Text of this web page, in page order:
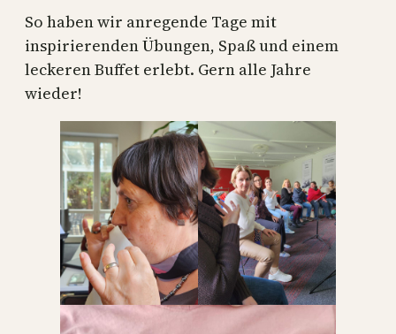
So haben wir anregende Tage mit
inspirierenden Übungen, Spaß und einem
leckeren Buffet erlebt. Gern alle Jahre
wieder!